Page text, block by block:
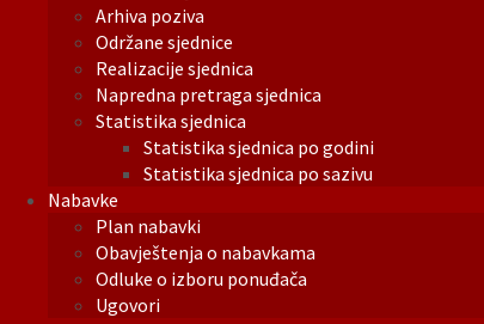
Arhiva poziva
Održane sjednice
Realizacije sjednica
Napredna pretraga sjednica
Statistika sjednica
Statistika sjednica po godini
Statistika sjednica po sazivu
Nabavke
Plan nabavki
Obavještenja o nabavkama
Odluke o izboru ponuđača
Ugovori